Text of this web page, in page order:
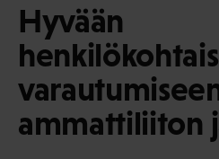
Hyvään
ammattiliiton